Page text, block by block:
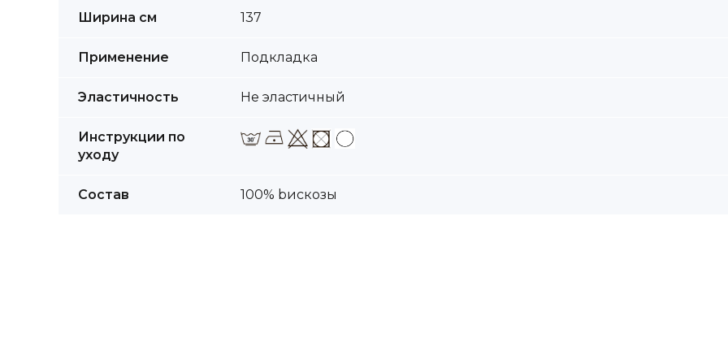
информация
Ширина cм 137
Применение Подкладка
Эластичность Не эластичный
Инструкции по
уходу
Состав 100% bискозы